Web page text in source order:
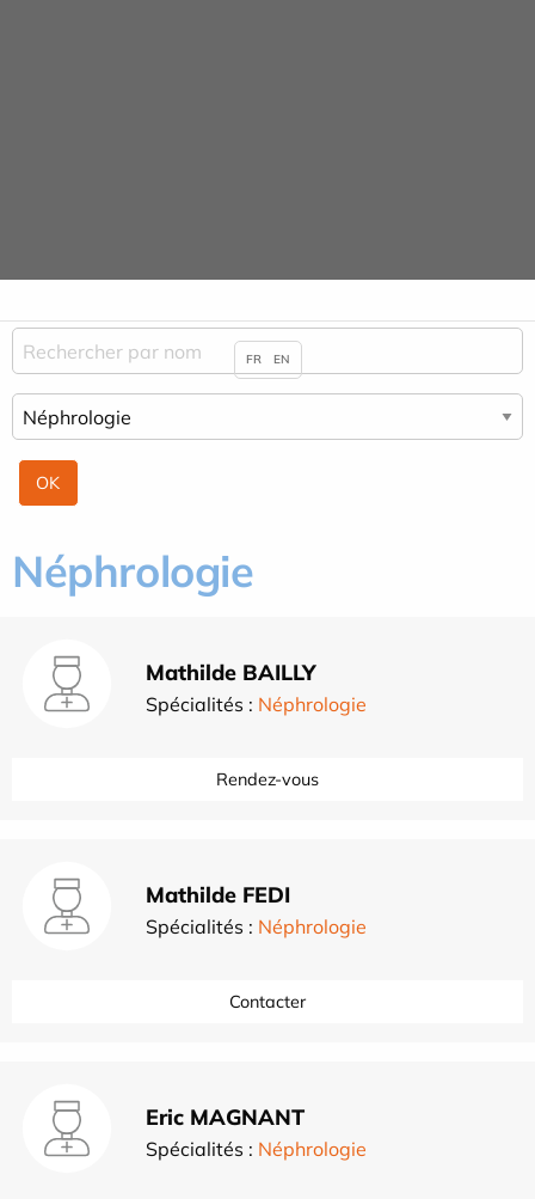
Néphrologie
Mathilde BAILLY
Spécialités : Néphrologie
Rendez-vous
Mathilde FEDI
Spécialités : Néphrologie
Contacter
Eric MAGNANT
Spécialités : Néphrologie
FR EN